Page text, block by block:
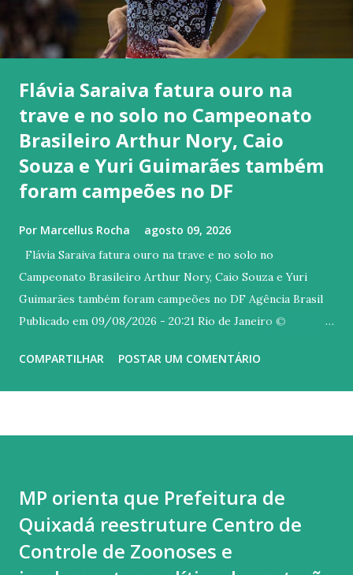
Flávia Saraiva fatura ouro na
trave e no solo no Campeonato
Brasileiro Arthur Nory, Caio
Souza e Yuri Guimarães também
foram campeões no DF
Por Marcellus Rocha agosto 09, 2026
Flávia Saraiva fatura ouro na trave e no solo no
Campeonato Brasileiro Arthur Nory, Caio Souza e Yuri
Guimarães também foram campeões no DF Agência Brasil
Publicado em 09/08/2026 - 20:21 Rio de Janeiro ©
carioca Flávia Saraiva arrebatou o público do Ginásio Nilson
de autoria Antônio Barros, mais conhecida na interpretada
por Ney Matogrosso. Quem também brilhou hoje no topo
do pódio foi Arthur Nory (barra fixa), Caio Souza (barras
COMPARTILHAR POSTAR UM COMENTÁRIO
MP orienta que Prefeitura de
Quixadá reestruture Centro de
Controle de Zoonoses e